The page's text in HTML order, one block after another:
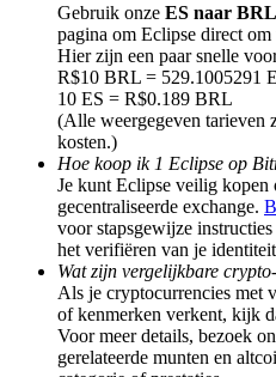
BTC Welcome Rewards
Deposit & Trade BTC to
Deposit CASHCAT & Win
Gebruik onze ES naar
pagina om Eclipse direct
Hier zijn een paar snelle
R$10 BRL = 529.1005291
10 ES = R$0.189 BRL
(Alle weergegeven tarieven
kosten.)
Hoe koop ik 1 Eclipse op
Je kunt Eclipse veilig kopen
gecentraliseerde exchange.
voor stapsgewijze
het verifiëren van je
Wat zijn vergelijkbare
Als je cryptocurrencies met
of kenmerken verkent, kijk
Voor meer details, bezoek
gerelateerde munten en